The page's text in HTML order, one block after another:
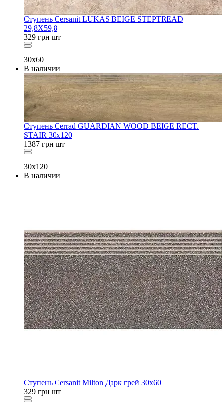
Ступень Cersanit LUKAS BEIGE STEPTREAD
29,8X59,8
329 грн шт
30x60
В наличии
Ступень Cerrad GUARDIAN WOOD BEIGE RECT.
STAIR 30x120
1387 грн шт
30x120
В наличии
Ступень Cersanit Milton Дарк грей 30x60
329 грн шт